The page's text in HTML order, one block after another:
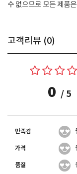
수 없으므로 모든 제품
고객리뷰 (0)
0 / 5
만족감
가격
품질